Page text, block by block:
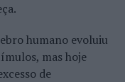
humano evoluiu
mas hoje
de